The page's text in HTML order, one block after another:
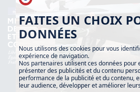
Expérimenté
TikTok
FAITES UN CHOIX
DONNÉES
Nous utilisons des cookies pour vous
expérience de navigation.
Nos partenaires utilisent ces données pour
présenter des publicités et du contenu
performance de la publicité et du contenu,
leur audience, développer et améliorer